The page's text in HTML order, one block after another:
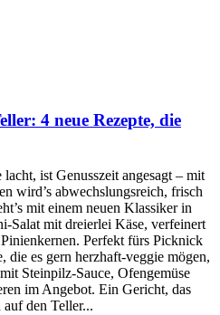
4 neue Rezepte, die
ist Genusszeit angesagt – mit
wird’s abwechslungsreich, frisch
mit einem neuen Klassiker in
Salat mit dreierlei Käse, verfeinert
Perfekt fürs Picknick
die es gern herzhaft-veggie mögen,
Steinpilz-Sauce, Ofengemüse
im Angebot. Ein Gericht, das
den Teller...